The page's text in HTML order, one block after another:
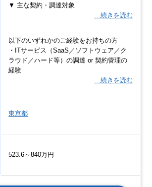
▼ 主な契約・調達対象
…続きを読む
以下のいずれかのご経験をお持ちの方
・ITサービス（SaaS／ソフトウェア／ク
ラウド／ハード等）の調達 or 契約管理の
経験
…続きを読む
東京都
523.6～840万円